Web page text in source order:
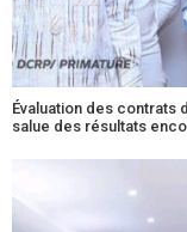
Évaluation des contrats
salue des résultats